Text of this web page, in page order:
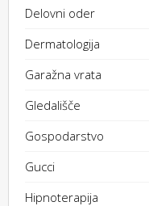
Delovni oder
Dermatologija
Garažna vrata
Gledališče
Gospodarstvo
Gucci
Hipnoterapija